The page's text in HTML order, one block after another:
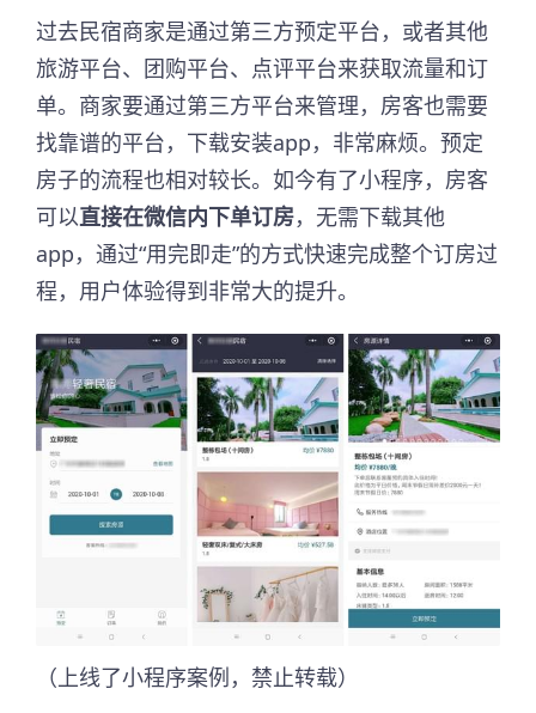
过去民宿商家是通过第三方预定平台，或者其他
旅游平台、团购平台、点评平台来获取流量和订
单。商家要通过第三方平台来管理，房客也需要
找靠谱的平台，下载安装app，非常麻烦。预定
房子的流程也相对较长。如今有了小程序，房客
可以直接在微信内下单订房，无需下载其他
app，通过“用完即走”的方式快速完成整个订房过
程，用户体验得到非常大的提升。
（上线了小程序案例，禁止转载）